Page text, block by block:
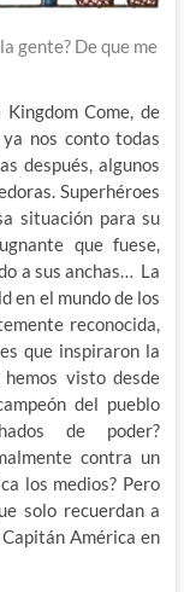
gente? De que me
Come, de
nos conto todas
después, algunos
Superhéroes
situación para su
que fuese,
a sus anchas… La
en el mundo de los
reconocida,
que inspiraron la
hemos visto desde
del pueblo
de poder?
contra un
los medios? Pero
solo recuerdan a
América en